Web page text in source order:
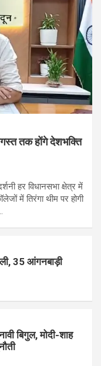
तक होंगे देशभक्ति
हर विधानसभा क्षेत्र में
में तिरंगा थीम पर होगी
35 आंगनबाड़ी
बिगुल, मोदी-शाह